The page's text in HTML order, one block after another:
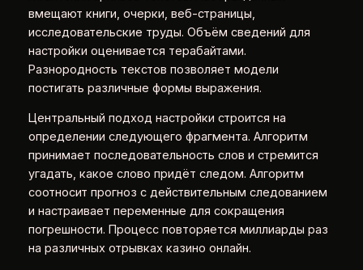
вмещают книги, очерки, веб-страницы,
исследовательские труды. Объём сведений для
настройки оценивается терабайтами.
Разнородность текстов позволяет модели
постигать различные формы выражения.
Центральный подход настройки строится на
определении следующего фрагмента. Алгоритм
принимает последовательность слов и стремится
угадать, какое слово придёт следом. Алгоритм
соотносит прогноз с действительным следованием
и настраивает переменные для сокращения
погрешности. Процесс повторяется миллиарды раз
на различных отрывках казино онлайн.